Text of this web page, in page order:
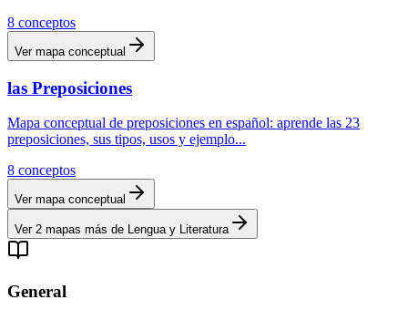
8 conceptos
Ver mapa conceptual
las Preposiciones
Mapa conceptual de preposiciones en español: aprende las 23
preposiciones, sus tipos, usos y ejemplo...
8 conceptos
Ver mapa conceptual
Ver 2 mapas más de Lengua y Literatura
General